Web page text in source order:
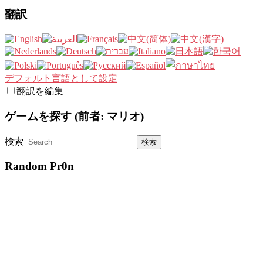
翻訳
デフォルト言語として設定
翻訳を編集
ゲームを探す (前者: マリオ)
検索
Random Pr0n